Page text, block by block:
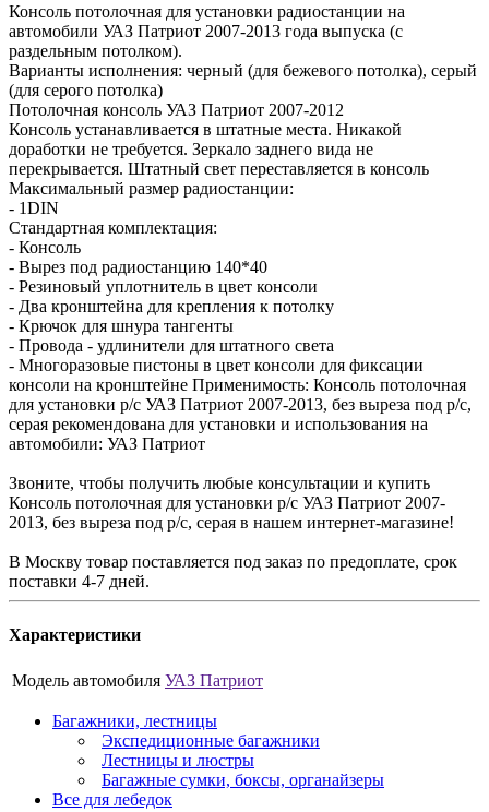
Консоль потолочная для установки радиостанции на
автомобили УАЗ Патриот 2007-2013 года выпуска (с
раздельным потолком).
Варианты исполнения: черный (для бежевого потолка), серый
(для серого потолка)
Потолочная консоль УАЗ Патриот 2007-2012
Консоль устанавливается в штатные места. Никакой
доработки не требуется. Зеркало заднего вида не
перекрывается. Штатный свет переставляется в консоль
Максимальный размер радиостанции:
- 1DIN
Стандартная комплектация:
- Консоль
- Вырез под радиостанцию 140*40
- Резиновый уплотнитель в цвет консоли
- Два кронштейна для крепления к потолку
- Крючок для шнура тангенты
- Провода - удлинители для штатного света
- Многоразовые пистоны в цвет консоли для фиксации
консоли на кронштейне Применимость: Консоль потолочная
для установки р/c УАЗ Патриот 2007-2013, без выреза под р/c,
серая рекомендована для установки и использования на
автомобили: УАЗ Патриот
Звоните, чтобы получить любые консультации и купить
Консоль потолочная для установки р/c УАЗ Патриот 2007-
2013, без выреза под р/c, серая в нашем интернет-магазине!
В Москву товар поставляется под заказ по предоплате, срок
поставки 4-7 дней.
Характеристики
Модель автомобиля УАЗ Патриот
Багажники, лестницы
Экспедиционные багажники
Лестницы и люстры
Багажные сумки, боксы, органайзеры
Все для лебедок